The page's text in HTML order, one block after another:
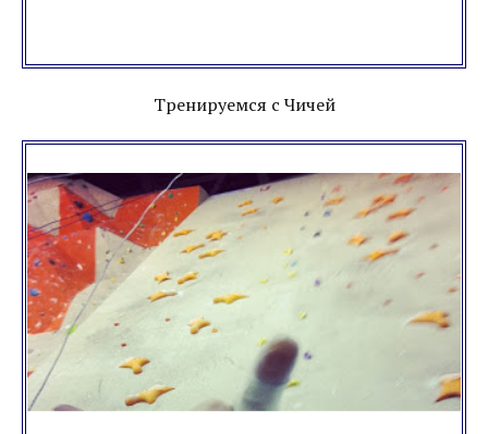
Тренируемся с Чичей